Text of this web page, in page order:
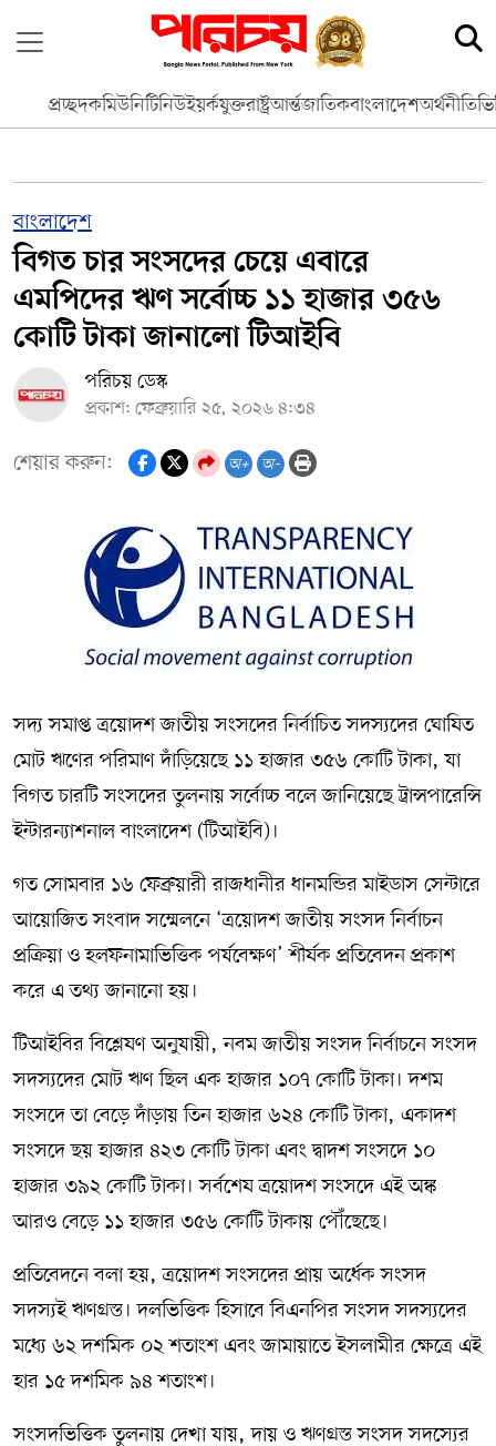
প্রচ্ছদকমিউনিটিনিউইয়র্কযুক্তরাষ্ট্রআর্ন্তজাতিকবাংলাদেশঅর্থনীতি
বাংলাদেশ
বিগত চার সংসদের চেয়ে এবারে
এমপিদের ঋণ সর্বোচ্চ ১১ হাজার ৩৫৬
কোটি টাকা জানালো টিআইবি
পরিচয় ডেস্ক
প্রকাশ: ফেব্রুয়ারি ২৫, ২০২৬ ৪:৩৪
শেয়ার করুন: অ+ অ-
সদ্য সমাপ্ত ত্রয়োদশ জাতীয় সংসদের নির্বাচিত সদস্যদের ঘোষিত
মোট ঋণের পরিমাণ দাঁড়িয়েছে ১১ হাজার ৩৫৬ কোটি টাকা, যা
বিগত চারটি সংসদের তুলনায় সর্বোচ্চ বলে জানিয়েছে ট্রান্সপারেন্সি
ইন্টারন্যাশনাল বাংলাদেশ (টিআইবি)।
গত সোমবার ১৬ ফেব্রুয়ারী রাজধানীর ধানমন্ডির মাইডাস সেন্টারে
আয়োজিত সংবাদ সম্মেলনে ‘ত্রয়োদশ জাতীয় সংসদ নির্বাচন
প্রক্রিয়া ও হলফনামাভিত্তিক পর্যবেক্ষণ’ শীর্ষক প্রতিবেদন প্রকাশ
করে এ তথ্য জানানো হয়।
টিআইবির বিশ্লেষণ অনুযায়ী, নবম জাতীয় সংসদ নির্বাচনে সংসদ
সদস্যদের মোট ঋণ ছিল এক হাজার ১০৭ কোটি টাকা। দশম
সংসদে তা বেড়ে দাঁড়ায় তিন হাজার ৬২৪ কোটি টাকা, একাদশ
সংসদে ছয় হাজার ৪২৩ কোটি টাকা এবং দ্বাদশ সংসদে ১০
হাজার ৩৯২ কোটি টাকা। সর্বশেষ ত্রয়োদশ সংসদে এই অঙ্ক
আরও বেড়ে ১১ হাজার ৩৫৬ কোটি টাকায় পৌঁছেছে।
প্রতিবেদনে বলা হয়, ত্রয়োদশ সংসদের প্রায় অর্ধেক সংসদ
সদস্যই ঋণগ্রস্ত। দলভিত্তিক হিসাবে বিএনপির সংসদ সদস্যদের
মধ্যে ৬২ দশমিক ০২ শতাংশ এবং জামায়াতে ইসলামীর ক্ষেত্রে এই
হার ১৫ দশমিক ৯৪ শতাংশ।
সংসদভিত্তিক তুলনায় দেখা যায়, দায় ও ঋণগ্রস্ত সংসদ সদস্যের